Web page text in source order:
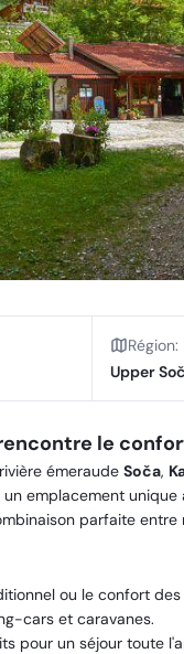
Région:
Upper
le
émeraude Soča,
emplacement
parfaite
ou le confort
cars et caravanes.
pour un séjour toute